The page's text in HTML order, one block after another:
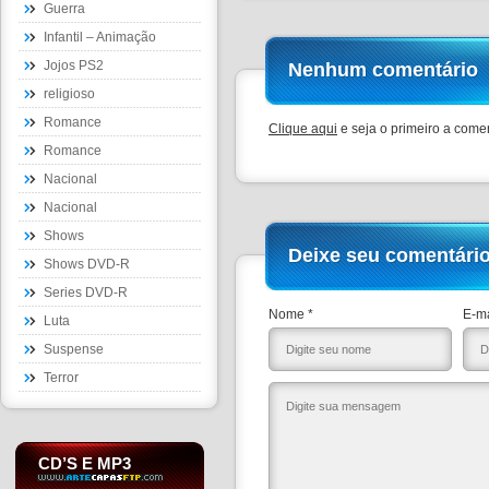
Guerra
Infantil – Animação
Jojos PS2
religioso
Romance
Romance
Nacional
Nacional
Shows
Shows DVD-R
Series DVD-R
Luta
Suspense
Terror
CD’S E MP3
Nenhum comentário
Clique aqui e seja o primeiro a
Deixe seu
Nome * E-